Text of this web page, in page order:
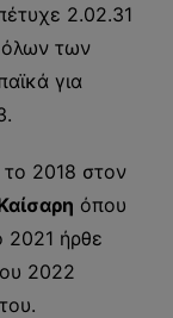
2.02.31
όλων των
για
το 2018 στον
όπου
2021 ήρθε
2022